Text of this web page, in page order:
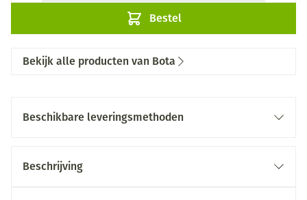
Bestel
Bekijk alle producten van Bota
Beschikbare leveringsmethoden
Beschrijving